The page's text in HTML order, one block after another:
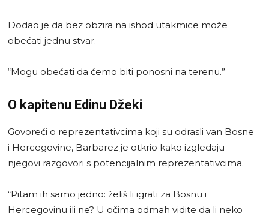
Dodao je da bez obzira na ishod utakmice može
obećati jednu stvar.
“Mogu obećati da ćemo biti ponosni na terenu.”
O kapitenu Edinu Džeki
Govoreći o reprezentativcima koji su odrasli van Bosne
i Hercegovine, Barbarez je otkrio kako izgledaju
njegovi razgovori s potencijalnim reprezentativcima.
“Pitam ih samo jedno: želiš li igrati za Bosnu i
Hercegovinu ili ne? U očima odmah vidite da li neko